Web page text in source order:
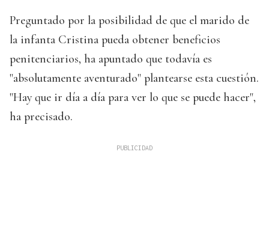
Preguntado por la posibilidad de que el marido de
la infanta Cristina pueda obtener beneficios
penitenciarios, ha apuntado que todavía es
"absolutamente aventurado" plantearse esta cuestión.
"Hay que ir día a día para ver lo que se puede hacer",
ha precisado.